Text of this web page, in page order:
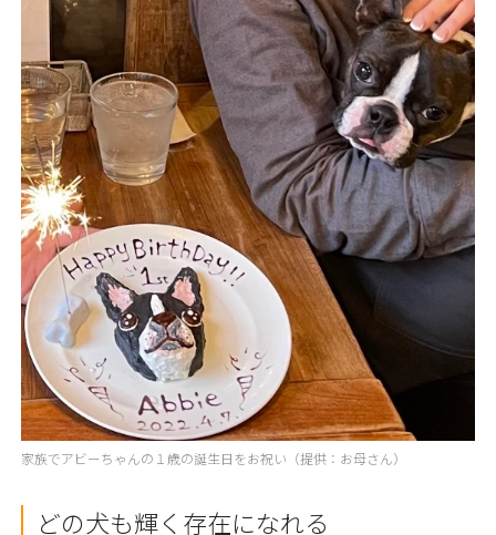
家族でアビーちゃんの１歳の誕生日をお祝い（提供：お母さん）
どの犬も輝く存在になれる